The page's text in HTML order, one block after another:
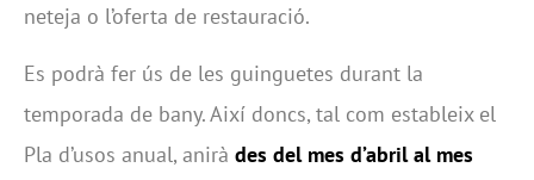
neteja o l’oferta de restauració.
Es podrà fer ús de les guinguetes durant la
temporada de bany. Així doncs, tal com estableix el
Pla d’usos anual, anirà des del mes d’abril al mes